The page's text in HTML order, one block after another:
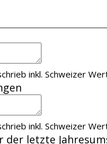
inkl. Schweizer
inkl. Schweizer
der letzte